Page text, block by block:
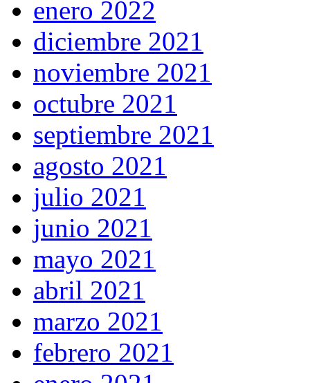
enero 2022
diciembre 2021
noviembre 2021
octubre 2021
septiembre 2021
agosto 2021
julio 2021
junio 2021
mayo 2021
abril 2021
marzo 2021
febrero 2021